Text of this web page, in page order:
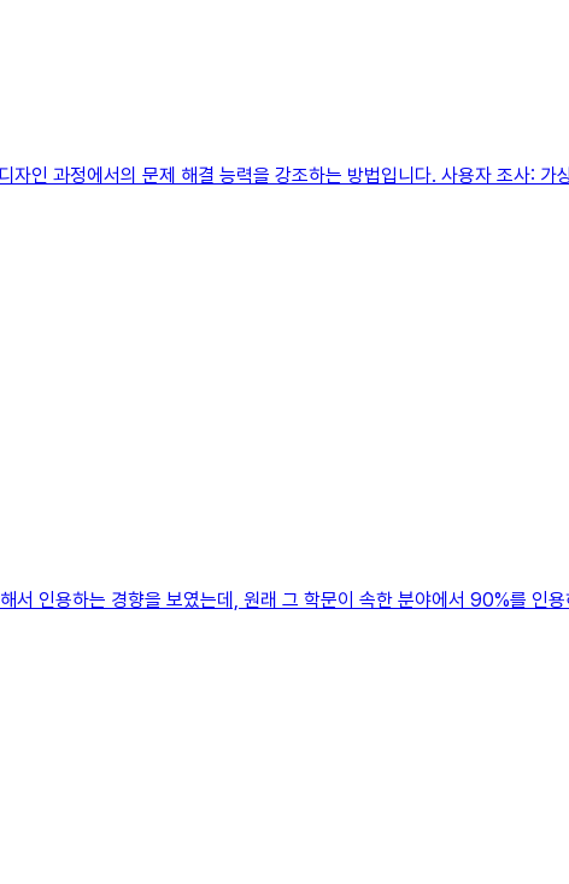
인 과정에서의 문제 해결 능력을 강조하는 방법입니다. 사용자 조사:
서 인용하는 경향을 보였는데, 원래 그 학문이 속한 분야에서 90%를 인